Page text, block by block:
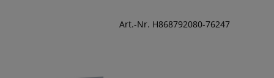
Art.-Nr. H868792080-76247